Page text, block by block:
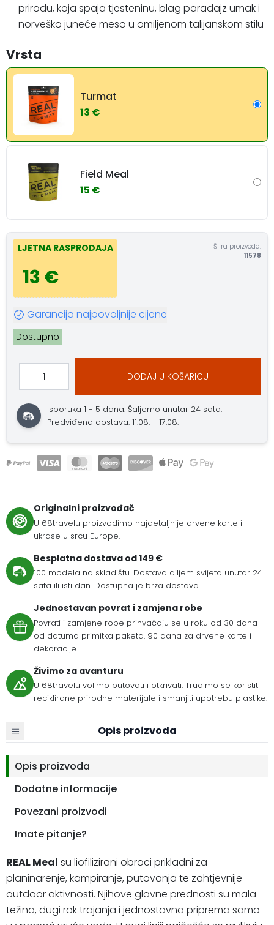
prirodu, koja spaja tjesteninu, blag paradajz umak i
norveško juneće meso u omiljenom talijanskom stilu
Vrsta
Turmat
13 €
Field Meal
15 €
LJETNA RASPRODAJA
13 €
Šifra proizvoda:
11578
Garancija najpovoljnije cijene
Dostupno
DODAJ U KOŠARICU
Isporuka 1 - 5 dana.Šaljemo unutar 24 sata.
Predviđena dostava: 11.08. - 17.08.
Originalni proizvođač
U 68travelu proizvodimo najdetaljnije drvene karte i
ukrase u srcu Europe.
Besplatna dostava od 149 €
100 modela na skladištu. Dostava diljem svijeta unutar 24
sata ili isti dan. Dostupna je brza dostava.
Jednostavan povrat i zamjena robe
Povrati i zamjene robe prihvaćaju se u roku od 30 dana
od datuma primitka paketa. 90 dana za drvene karte i
dekoracije.
Živimo za avanturu
U 68travelu volimo putovati i otkrivati. Trudimo se koristiti
reciklirane prirodne materijale i smanjiti upotrebu plastike.
Opis proizvoda
Opis proizvoda
Dodatne informacije
Povezani proizvodi
Imate pitanje?
REAL Meal su liofilizirani obroci prikladni za
planinarenje, kampiranje, putovanja te zahtjevnije
outdoor aktivnosti. Njihove glavne prednosti su mala
težina, dugi rok trajanja i jednostavna priprema samo